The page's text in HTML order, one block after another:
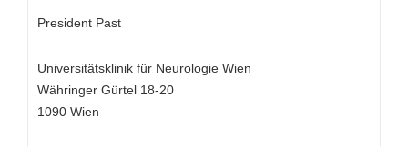
President Past
Universitätsklinik für Neurologie Wien
Währinger Gürtel 18-20
1090 Wien